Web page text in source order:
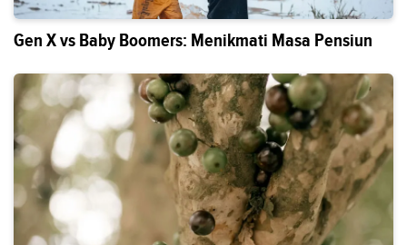
Gen X vs Baby Boomers: Menikmati Masa Pensiun